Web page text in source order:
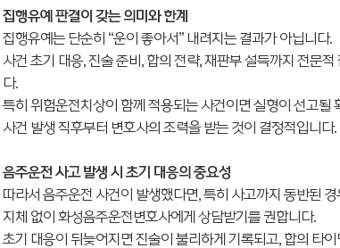
집행유예 판결이 갖는 의미와 한계
집행유예는 단순히 “운이 좋아서” 내려지는 결과가 아닙니다.
사건 초기 대응, 진술 준비, 합의 전략, 재판부 설득까지 전문
다.
특히 위험운전치상이 함께 적용되는 사건이면 실형이 선고될
사건 발생 직후부터 변호사의 조력을 받는 것이 결정적입니다.
음주운전 사고 발생 시 초기 대응의 중요성
따라서 음주운전 사건이 발생했다면, 특히 사고까지 동반된
지체 없이 화성음주운전변호사에게 상담받기를 권합니다.
초기 대응이 뒤늦어지면 진술이 불리하게 기록되고, 합의 타이